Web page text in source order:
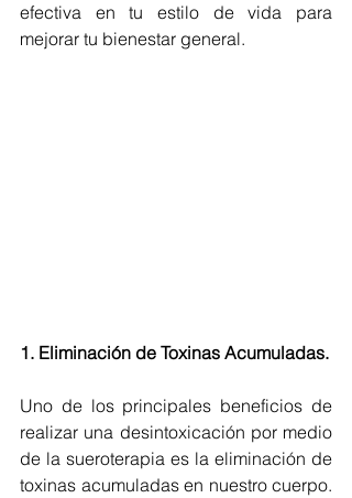
efectiva en tu estilo de vida para
mejorar tu bienestar general.
1. Eliminación de Toxinas Acumuladas.
Uno de los principales beneficios de
realizar una desintoxicación por medio
de la sueroterapia es la eliminación de
toxinas acumuladas en nuestro cuerpo.